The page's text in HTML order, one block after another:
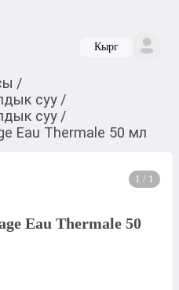
Кырг
/
суу /
суу /
Eau Thermale 50 мл
1 / 1
Eau Thermale 50